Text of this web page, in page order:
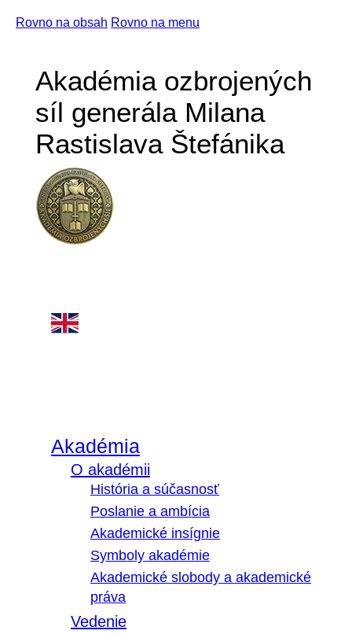
Rovno na obsah Rovno na menu
Akadémia ozbrojených
síl generála Milana
Rastislava Štefánika
Akadémia
O akadémii
História a súčasnosť
Poslanie a ambícia
Akademické insígnie
Symboly akadémie
Akademické slobody a akademické
práva
Vedenie